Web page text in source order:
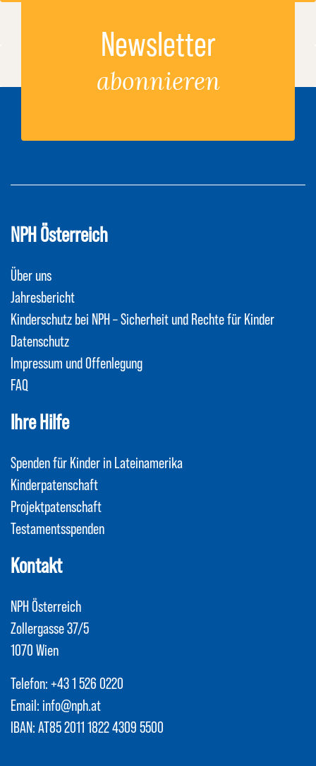
Newsletter
abonnieren
NPH Österreich
Über uns
Jahresbericht
Kinderschutz bei NPH – Sicherheit und Rechte für Kinder
Datenschutz
Impressum und Offenlegung
FAQ
Ihre Hilfe
Spenden für Kinder in Lateinamerika
Kinderpatenschaft
Projektpatenschaft
Testamentsspenden
Kontakt
NPH Österreich
Zollergasse 37/5
1070 Wien
Telefon:+43 1 526 0220
Email: info@nph.at
IBAN: AT85 2011 1822 4309 5500